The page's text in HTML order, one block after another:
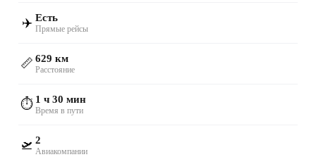
✈️ Есть
Прямые рейсы
📏 629 км
Расстояние
⏱️ 1 ч 30 мин
Время в пути
🛫 2
Авиакомпании